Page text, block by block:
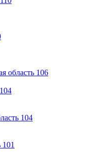
область 106
104
104
101